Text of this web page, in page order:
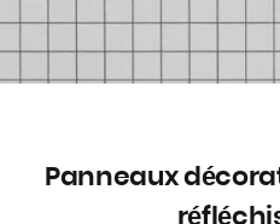
Panneaux